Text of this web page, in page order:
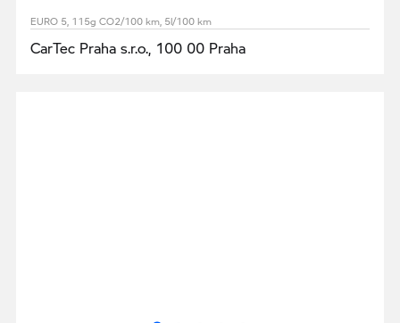
EURO 5, 115g CO2/100 km, 5l/100 km
CarTec Praha s.r.o., 100 00 Praha